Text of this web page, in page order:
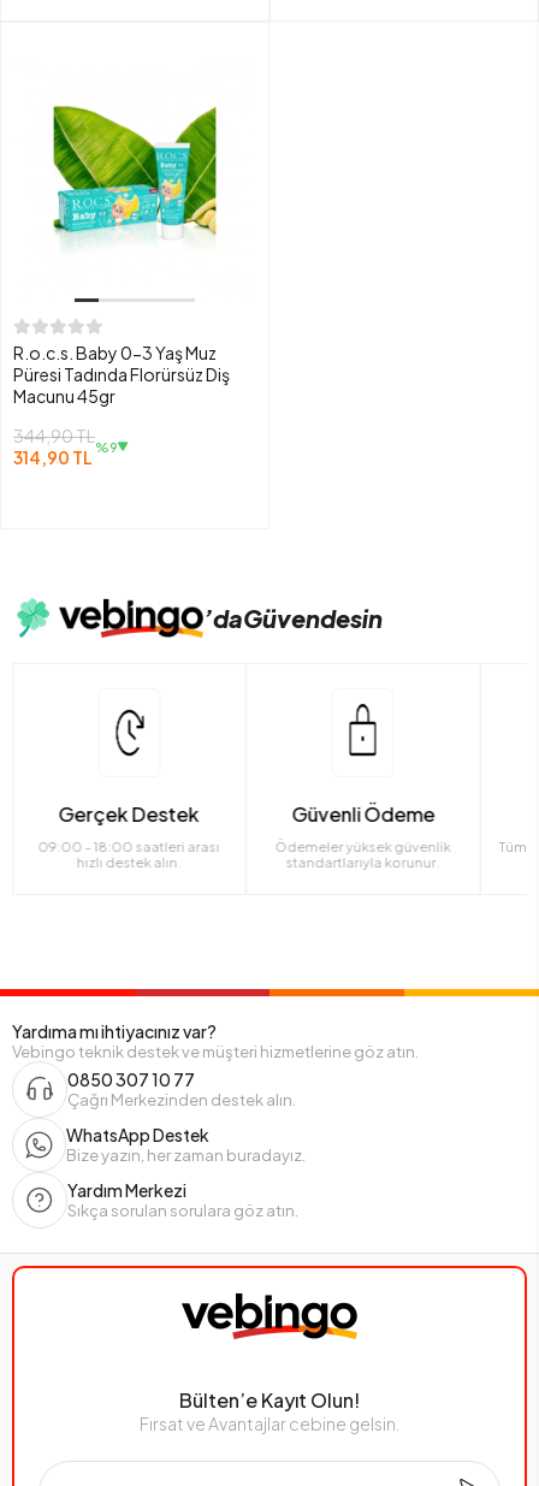
R.o.c.s. Baby 0-3 Yaş Muz
Püresi Tadında Florürsüz Diş
Macunu 45gr
344,90 TL
314,90 TL %9
’daGüvendesin
Gerçek Destek
09:00 - 18:00 saatleri arası
hızlı destek alın.
Güvenli Ödeme
Ödemeler yüksek güvenlik
standartlarıyla korunur.
Tüm
Yardıma mı ihtiyacınız var?
Vebingo teknik destek ve müşteri hizmetlerine göz atın.
0850 307 10 77
Çağrı Merkezinden destek alın.
WhatsApp Destek
Bize yazın, her zaman buradayız.
Yardım Merkezi
Sıkça sorulan sorulara göz atın.
Bülten’e Kayıt Olun!
Fırsat ve Avantajlar cebine gelsin.